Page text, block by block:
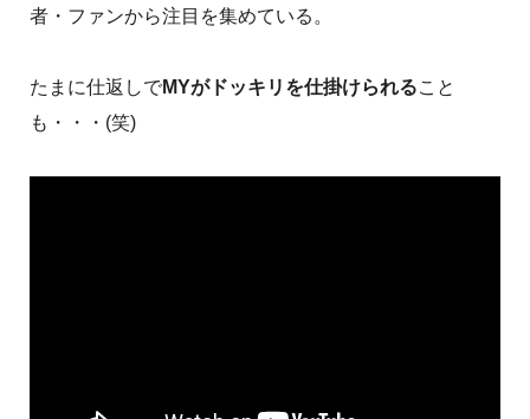
者・ファンから注目を集めている。
たまに仕返しでMYがドッキリを仕掛けられること
も・・・(笑)